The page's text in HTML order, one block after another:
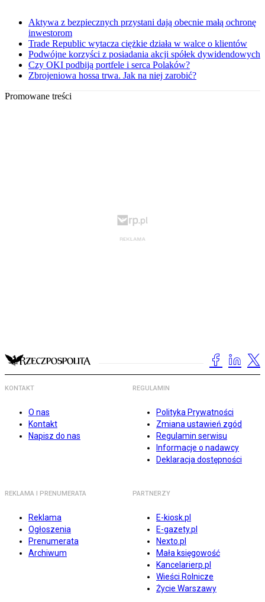
Aktywa z bezpiecznych przystani dają obecnie małą ochronę
inwestorom
Trade Republic wytacza ciężkie działa w walce o klientów
Podwójne korzyści z posiadania akcji spółek dywidendowych
Czy OKI podbiją portfele i serca Polaków?
Zbrojeniowa hossa trwa. Jak na niej zarobić?
Promowane treści
KONTAKT
O nas
Kontakt
Napisz do nas
REGULAMIN
Polityka Prywatności
Zmiana ustawień zgód
Regulamin serwisu
Informacje o nadawcy
Deklaracja dostępności
REKLAMA I PRENUMERATA
Reklama
Ogłoszenia
Prenumerata
Archiwum
PARTNERZY
E-kiosk.pl
E-gazety.pl
Nexto.pl
Mała księgowość
Kancelarierp.pl
Wieści Rolnicze
Życie Warszawy